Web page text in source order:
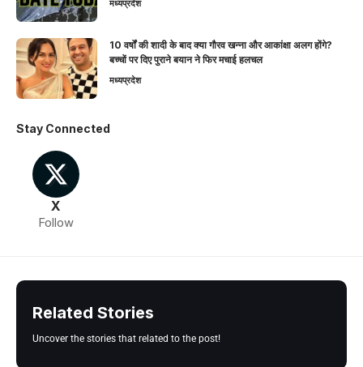
मध्यप्रदेश
10 वर्षों की शादी के बाद क्या गौरव खन्ना और आकांक्षा अलग होंगे?
बच्चों पर दिए पुराने बयान ने फिर मचाई हलचल
मध्यप्रदेश
Stay Connected
X
Follow
Related Stories
Uncover the stories that related to the post!